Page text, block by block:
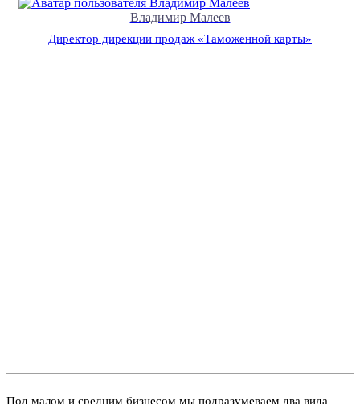
Владимир Малеев
Директор дирекции продаж «Таможенной карты»
Под малом и средним бизнесом мы подразумеваем два вида